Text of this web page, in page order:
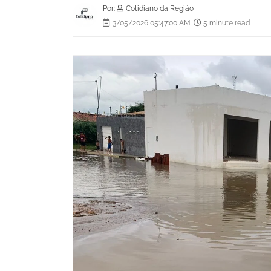
Por:
Cotidiano da Região
3/05/2026 05:47:00 AM
5 minute read